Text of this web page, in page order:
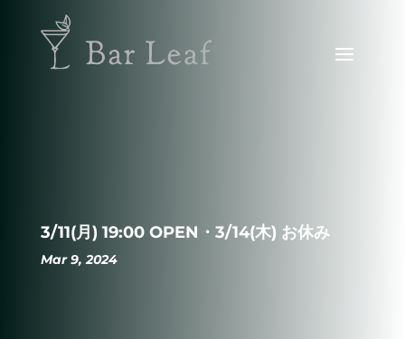
3/11(月) 19:00 OPEN・3/14(木) お休み
Mar 9, 2024